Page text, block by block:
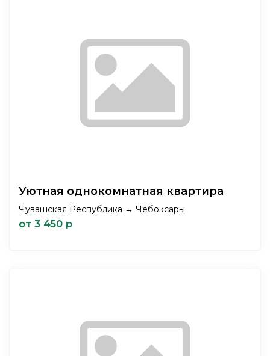
Уютная однокомнатная квартира
Чувашская Республика → Чебоксары
от 3 450 р